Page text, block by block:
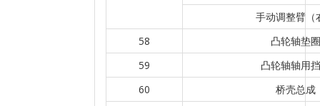
手动调整臂（
58
凸轮轴垫圈
59
凸轮轴轴用
60
桥壳总成